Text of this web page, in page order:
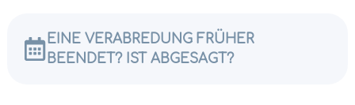
EINE VERABREDUNG FRÜHER
BEENDET? IST ABGESAGT?